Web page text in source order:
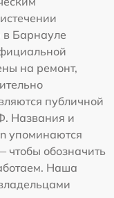
в Барнауле
на ремонт,
публичной
Названия и
упоминаются
обозначить
Наша